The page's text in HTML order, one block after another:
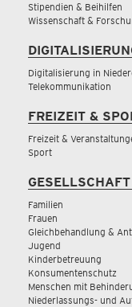
Stipendien & Beihilfen
Wissenschaft &
Digitalisierung in
Telekommunikation
FREIZEIT &
Freizeit &
Sport
Familien
Frauen
Gleichbehandlung &
Jugend
Kinderbetreuung
Konsumentenschutz
Menschen mit
Niederlassungs- und